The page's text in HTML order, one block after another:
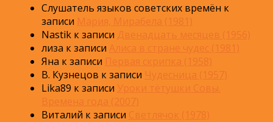
Слушатель языков советских времён к
записи Мария, Мирабела (1981)
Nastik к записи Двенадцать месяцев (1956)
лиза к записи Алиса в стране чудес (1981)
Яна к записи Первая скрипка (1958)
В. Кузнецов к записи Чудесница (1957)
Lika89 к записи Уроки тётушки Совы.
Времена года (2007)
Виталий к записи Светлячок (1978)